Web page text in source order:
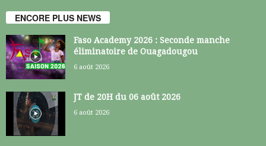
ENCORE PLUS NEWS
Faso Academy 2026 : Seconde manche
éliminatoire de Ouagadougou
6 août 2026
JT de 20H du 06 août 2026
6 août 2026